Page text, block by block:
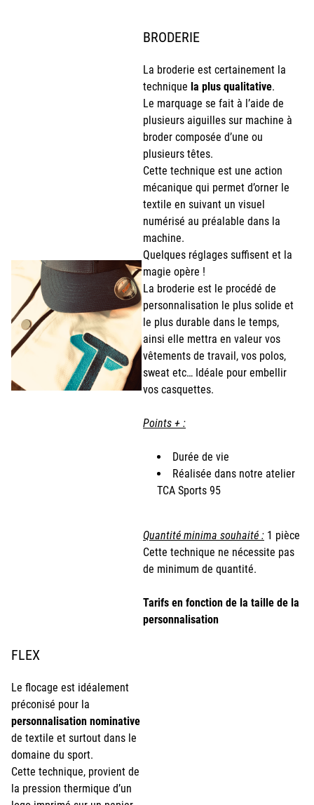
BRODERIE
La broderie est certainement la
technique la plus qualitative.
Le marquage se fait à l’aide de
plusieurs aiguilles sur machine à
broder composée d’une ou
plusieurs têtes.
Cette technique est une action
mécanique qui permet d’orner le
textile en suivant un visuel
numérisé au préalable dans la
machine.
Quelques réglages suffisent et la
magie opère !
La broderie est le procédé de
personnalisation le plus solide et
le plus durable dans le temps,
ainsi elle mettra en valeur vos
vêtements de travail, vos polos,
sweat etc… Idéale pour embellir
vos casquettes.
Points + :
Durée de vie
Réalisée dans notre atelier
TCA Sports 95
Quantité minima souhaité : 1 pièce
Cette technique ne nécessite pas
de minimum de quantité.
Tarifs en fonction de la taille de la
personnalisation
FLEX
Le flocage est idéalement
préconisé pour la
personnalisation nominative
de textile et surtout dans le
domaine du sport.
Cette technique, provient de
la pression thermique d’un